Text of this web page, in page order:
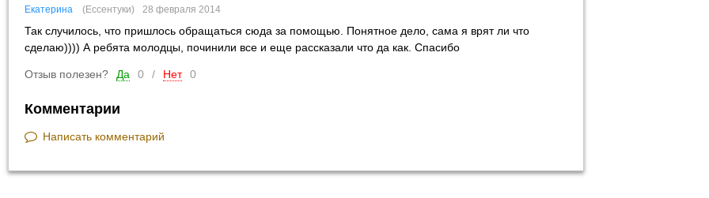
Екатерина Ессентуки 28 февраля 2014
Так случилось, что пришлось обращаться сюда за помощью. Понятное дело, сама я врят ли что
сделаю)))) А ребята молодцы, починили все и еще рассказали что да как. Спасибо
Отзыв полезен? Да 0 / Нет 0
Комментарии
Написать комментарий